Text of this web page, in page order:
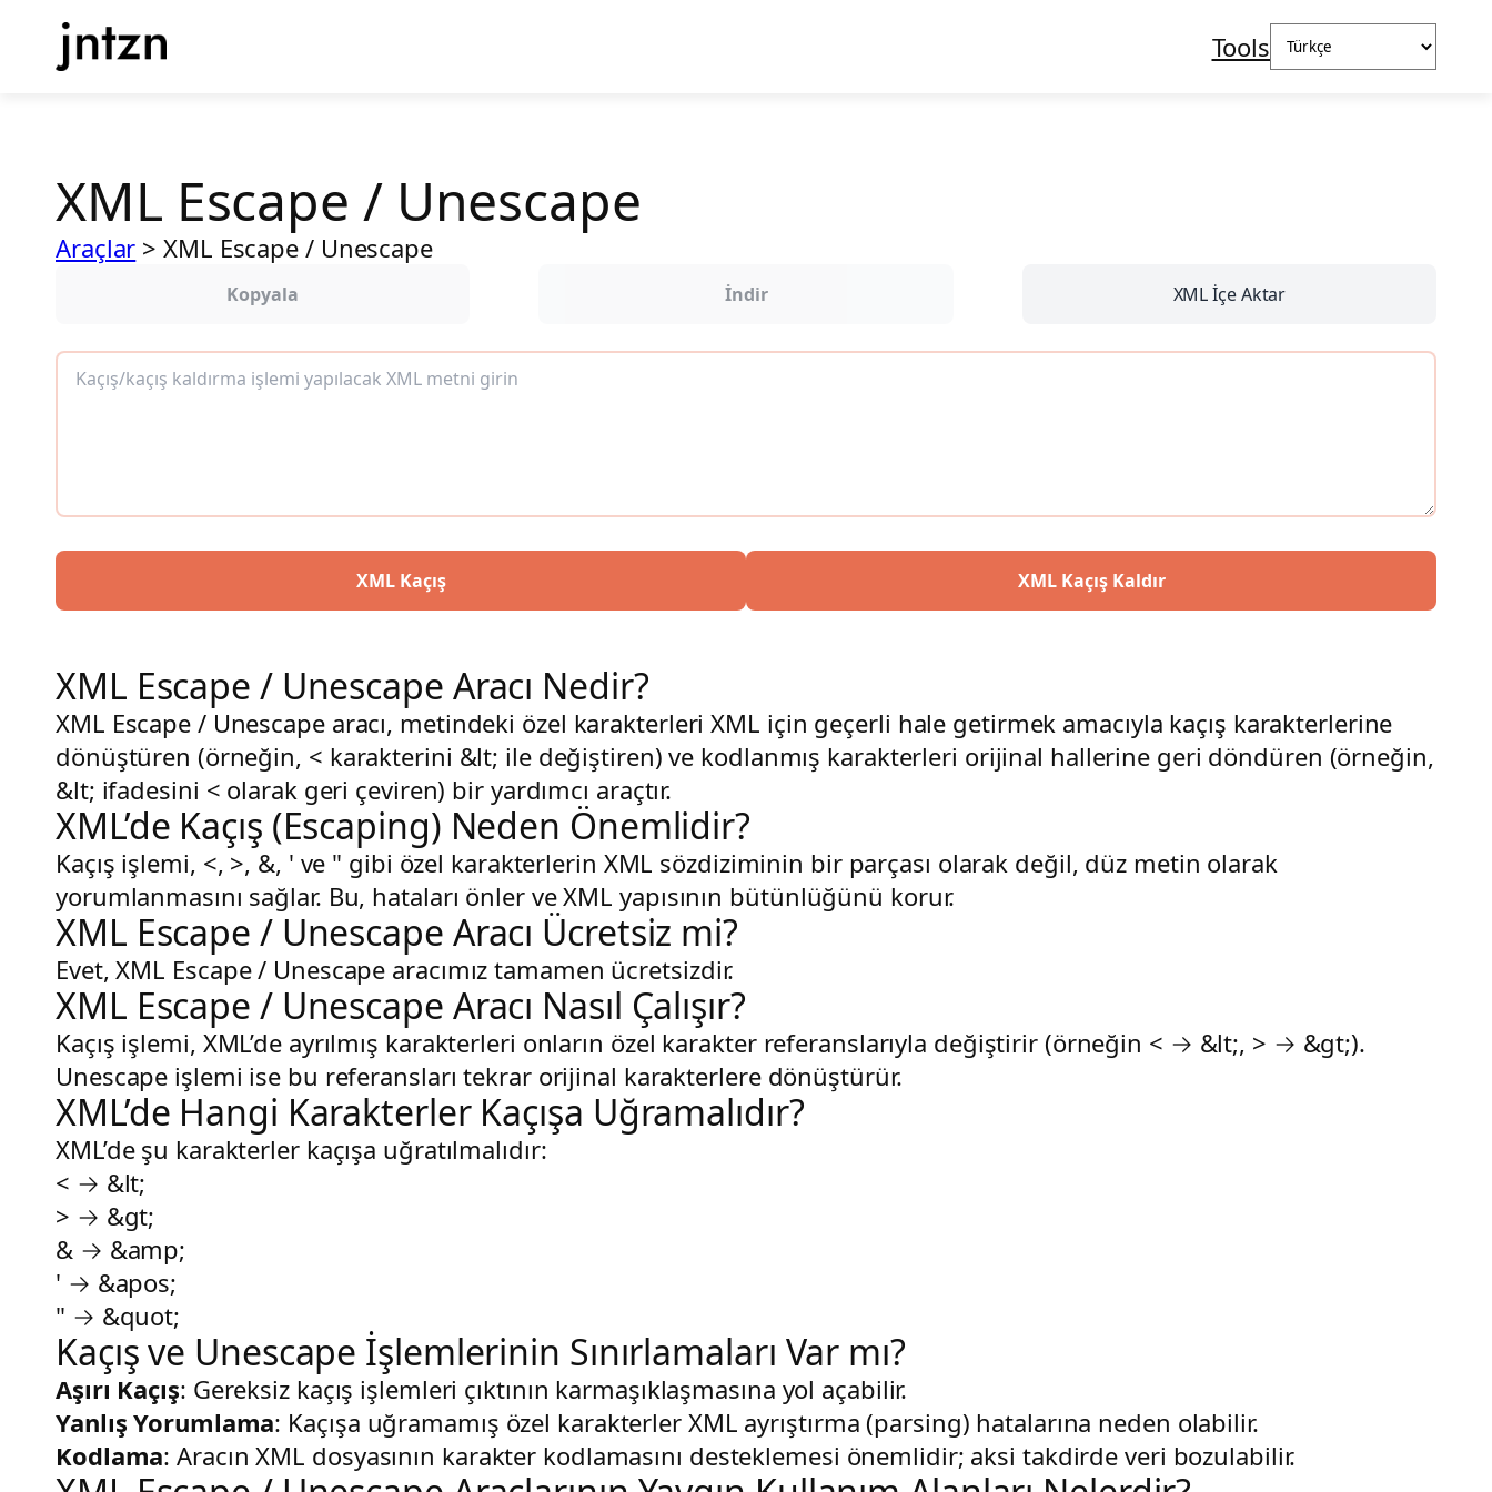
İçeriğe
Tools Dil
Seç
XML Escape / Unescape
Araçlar >XML Escape / Unescape
Kopyala İndir XML İçe Aktar
XML Kaçış XML Kaçış Kaldır
XML Escape / Unescape Aracı Nedir?
XML Escape / Unescape aracı, metindeki özel karakterleri XML için geçerli hale getirmek amacıyla kaçış karakterlerine
dönüştüren (örneğin, < karakterini &lt; ile değiştiren) ve kodlanmış karakterleri orijinal hallerine geri döndüren (örneğin,
&lt; ifadesini < olarak geri çeviren) bir yardımcı araçtır.
XML’de Kaçış (Escaping) Neden Önemlidir?
Kaçış işlemi, <, >, &, ' ve " gibi özel karakterlerin XML sözdiziminin bir parçası olarak değil, düz metin olarak
yorumlanmasını sağlar. Bu, hataları önler ve XML yapısının bütünlüğünü korur.
XML Escape / Unescape Aracı Ücretsiz mi?
Evet, XML Escape / Unescape aracımız tamamen ücretsizdir.
XML Escape / Unescape Aracı Nasıl Çalışır?
Kaçış işlemi, XML’de ayrılmış karakterleri onların özel karakter referanslarıyla değiştirir (örneğin < → &lt;, > → &gt;).
Unescape işlemi ise bu referansları tekrar orijinal karakterlere dönüştürür.
XML’de Hangi Karakterler Kaçışa Uğramalıdır?
XML’de şu karakterler kaçışa uğratılmalıdır:
< → &lt;
> → &gt;
&→ &amp;
' → &apos;
" → &quot;
Kaçış ve Unescape İşlemlerinin Sınırlamaları Var mı?
Aşırı Kaçış: Gereksiz kaçış işlemleri çıktının karmaşıklaşmasına yol açabilir.
Yanlış Yorumlama: Kaçışa uğramamış özel karakterler XML ayrıştırma (parsing) hatalarına neden olabilir.
Kodlama: Aracın XML dosyasının karakter kodlamasını desteklemesi önemlidir; aksi takdirde veri bozulabilir.